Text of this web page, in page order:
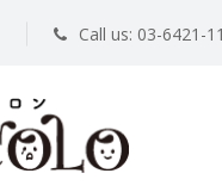
Call us: 03-6421-